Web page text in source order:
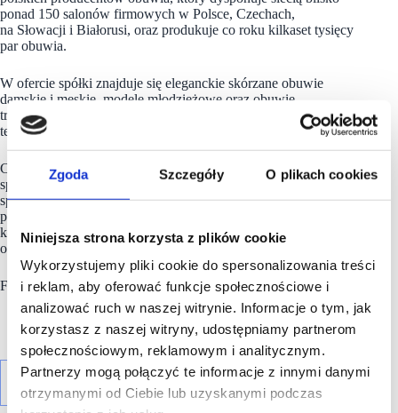
Zgoda Szczegóły O plikach cookies
Niniejsza strona korzysta z plików cookie
Wykorzystujemy pliki cookie do spersonalizowania treści
i reklam, aby oferować funkcje społecznościowe i
analizować ruch w naszej witrynie. Informacje o tym, jak
korzystasz z naszej witryny, udostępniamy partnerom
społecznościowym, reklamowym i analitycznym.
Partnerzy mogą połączyć te informacje z innymi danymi
otrzymanymi od Ciebie lub uzyskanymi podczas
ponad 150 salonów firmowych w Polsce, Czechach,
na Słowacji i Białorusi, oraz produkuje co roku kilkaset tysięcy
par obuwia.
W ofercie spółki znajduje się eleganckie skórzane obuwie
damskie i męskie, modele młodzieżowe oraz obuwie
trekkingowe. Ofertę uzupełnia galanteria skórzana – torebki,
teczki i paski.
Część produkcji kierowana jest na eksport i do służb
specjalnych – od kilku lat firma Wojas dostarcza obuwie
specjalistyczne dla wojska, straży pożarnej, straży granicznej,
polskiej poczty, służb leśnych oraz transportowych. Grupa
kapitałowaWojas S.A . zatrudnia w całej Polsce ponad 1000
osób.
Firma Wojas istnieje na rynku od 35 lat.